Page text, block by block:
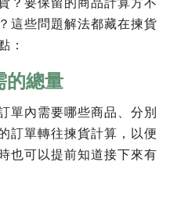
？要保留的商品計算方不
這些問題解法都藏在揀貨
：
的總量
單內需要哪些商品、分別
訂單轉往揀貨計算，以便
也可以提前知道接下來有